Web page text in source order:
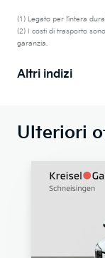
(1) Legato per l’intera
(2) I costi di trasporto
garanzia.
Altri indizi
Ulteriori